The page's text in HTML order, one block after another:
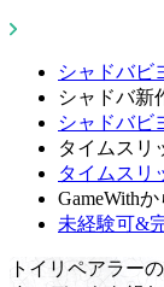
シャドバビ
シャドバ新
シャドバビ
タイムスリ
タイムスリ
GameWith
未経験可&
トイリペアラー